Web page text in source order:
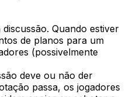
Quando estiver
de planos para um
(possivelmente
deve ou não der
passa, os jogadores